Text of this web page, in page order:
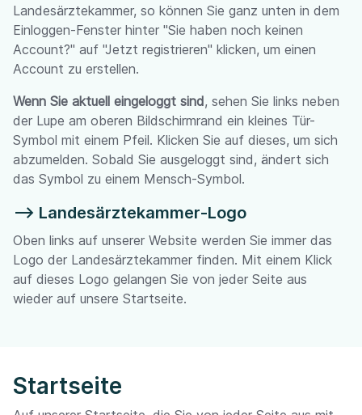
Landesärztekammer, so können Sie ganz unten in dem
Einloggen-Fenster hinter "Sie haben noch keinen
Account?" auf "Jetzt registrieren" klicken, um einen
Account zu erstellen.
Wenn Sie aktuell eingeloggt sind, sehen Sie links neben
der Lupe am oberen Bildschirmrand ein kleines Tür-
Symbol mit einem Pfeil. Klicken Sie auf dieses, um sich
abzumelden. Sobald Sie ausgeloggt sind, ändert sich
das Symbol zu einem Mensch-Symbol.
--> Landesärztekammer-Logo
Oben links auf unserer Website werden Sie immer das
Logo der Landesärztekammer finden. Mit einem Klick
auf dieses Logo gelangen Sie von jeder Seite aus
wieder auf unsere Startseite.
Startseite